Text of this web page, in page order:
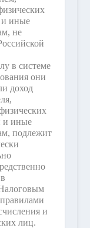
иные
не
в системе
они
доход
и иные
подлежит
и
лиц.